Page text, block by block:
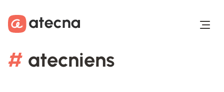
# atecniens